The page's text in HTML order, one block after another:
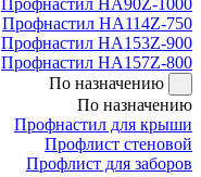
Профнастил НА90Z-1000
Профнастил НА114Z-750
Профнастил НА153Z-900
Профнастил НА157Z-800
По назначению
По назначению
Профнастил для крыши
Профлист стеновой
Профлист для заборов